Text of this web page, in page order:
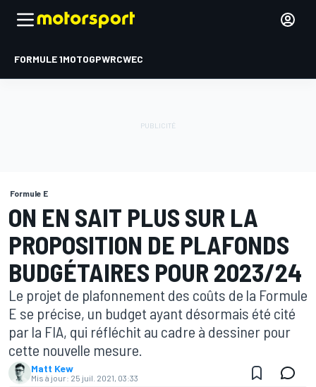
FORMULE 1MOTOGPWRCWEC
Formule E
ON EN SAIT PLUS SUR LA
PROPOSITION DE PLAFONDS
BUDGÉTAIRES POUR 2023/24
Le projet de plafonnement des coûts de la Formule
E se précise, un budget ayant désormais été cité
par la FIA, qui réfléchit au cadre à dessiner pour
cette nouvelle mesure.
Matt Kew
Mis à jour: 25 juil. 2021, 03:33